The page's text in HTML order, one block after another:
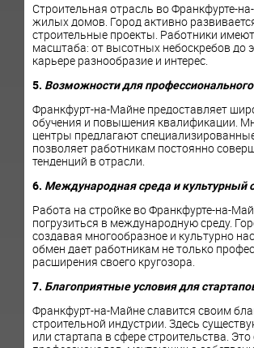
Строительная отрасль во Франкфурте-
жилых домов. Город активно
строительные проекты. Работники
масштаба: от высотных небоскребов до
карьере разнообразие и интерес.
5. Возможности для
Франкфурт-на-Майне предоставляет
обучения и повышения квалификации.
центры предлагают
позволяет работникам постоянно
тенденций в отрасли.
6. Международная среда и культурный
Работа на стройке во Франкфурте-на-
погрузиться в международную среду.
создавая многообразное и культурно
обмен дает работникам не только
расширения своего кругозора.
7. Благоприятные условия для
Франкфурт-на-Майне славится своим
строительной индустрии. Здесь
или стартапа в сфере строительства.